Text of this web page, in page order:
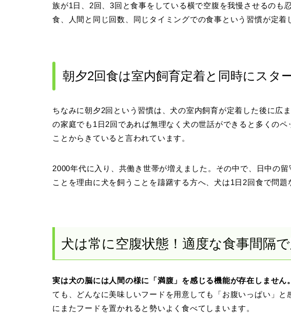
族が1日、2回、3回と食事をしている横で空腹を我慢させるのも
食、人間と同じ回数、同じタイミングでの食事という習慣が定着
朝夕2回食は室内飼育定着と同時にスタ
ちなみに朝夕2回という習慣は、犬の室内飼育が定着した後に広
の家庭でも1日2回であれば無理なく犬の世話ができると多くの
ことからきていると言われています。
2000年代に入り、共働き世帯が増えました。その中で、日中の
ことを理由に犬を飼うことを躊躇する方へ、犬は1日2回食で問題
犬は常に空腹状態！適度な食事間隔
実は犬の脳には人間の様に「満腹」を感じる機能が存在しません。
ても、どんなに美味しいフードを用意しても「お腹いっぱい」
にまたフードを置かれると勢いよく食べてしまいます。